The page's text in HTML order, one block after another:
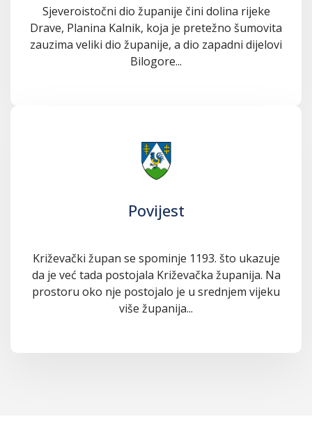
Sjeveroistočni dio županije čini dolina rijeke
Drave, Planina Kalnik, koja je pretežno šumovita
zauzima veliki dio županije, a dio zapadni dijelovi
Bilogore...
Povijest
Križevački župan se spominje 1193. što ukazuje
da je već tada postojala Križevačka županija. Na
prostoru oko nje postojalo je u srednjem vijeku
više županija...